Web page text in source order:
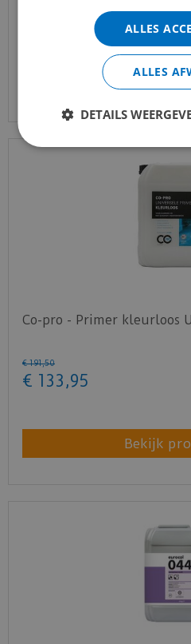
Bekijk
Co-pro - Primer kleurloos
€ 191,50
€ 133 ,95
Bekijk
gewend bent.
Voor vragen kan je
ALLES
ALLES
DETAILS